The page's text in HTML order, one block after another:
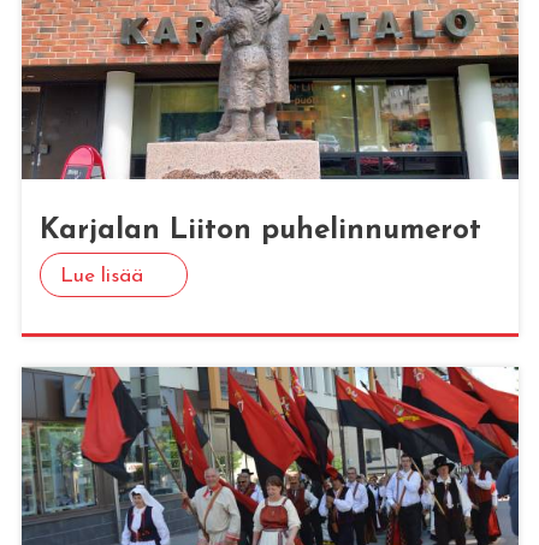
Kar­ja­lan Lii­ton pu­he­lin­nu­me­rot
Lue lisää